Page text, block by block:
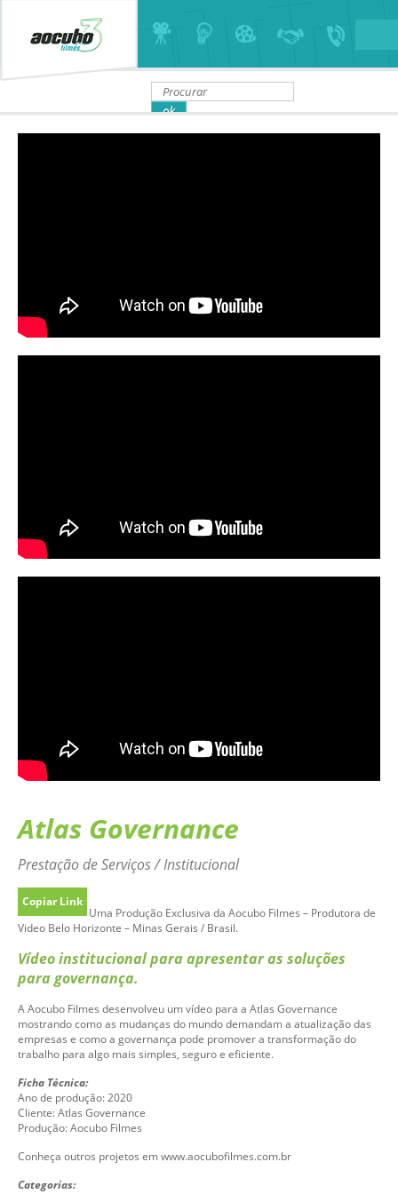
Atlas Governance
Prestação de Serviços / Institucional
Copiar Link
Uma Produção Exclusiva da Aocubo Filmes – Produtora de
Video Belo Horizonte – Minas Gerais / Brasil.
Vídeo institucional para apresentar as soluções
para governança.
A Aocubo Filmes desenvolveu um vídeo para a Atlas Governance
mostrando como as mudanças do mundo demandam a atualização das
empresas e como a governança pode promover a transformação do
trabalho para algo mais simples, seguro e eficiente.
Ficha Técnica:
Ano de produção: 2020
Cliente: Atlas Governance
Produção: Aocubo Filmes
Conheça outros projetos em www.aocubofilmes.com.br
Categorias: